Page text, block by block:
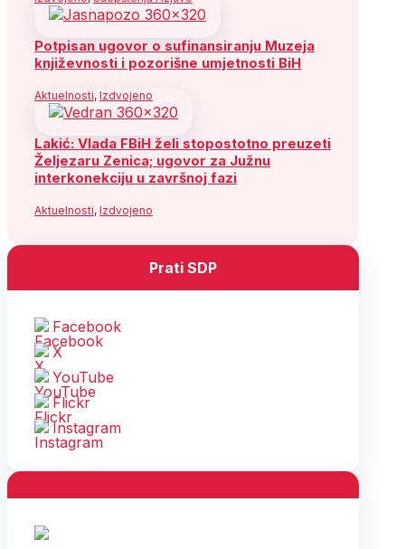
Potpisan ugovor o sufinansiranju Muzeja
književnosti i pozorišne umjetnosti BiH
Aktuelnosti, Izdvojeno
Lakić: Vlada FBiH želi stopostotno preuzeti
Željezaru Zenica; ugovor za Južnu
interkonekciju u završnoj fazi
Aktuelnosti, Izdvojeno
Prati SDP
Facebook
X
YouTube
Flickr
Instagram